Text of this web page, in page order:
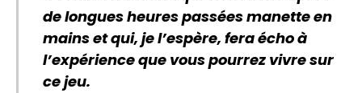
de longues heures passées manette en
mains et qui, je l’espère, fera écho à
l’expérience que vous pourrez vivre sur
ce jeu.